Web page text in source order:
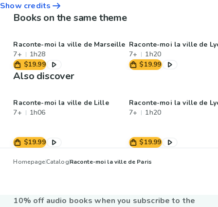
Show credits
Books on the same theme
Raconte-moi la ville de Marseille
7+
1h28
$19.99
Raconte-moi la ville de
7+
1h20
$19.99
Also discover
Raconte-moi la ville de Lille
7+
1h06
$19.99
Raconte-moi la ville de
7+
1h20
$19.99
HomepageCatalogRaconte-moi la ville de Paris
10% off audio books when you subscribe to the